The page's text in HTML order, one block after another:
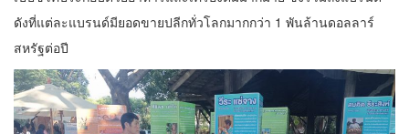
ดังที่แต่ละแบรนด์มียอดขายปลีกทั่วโลกมากกว่า 1 พันล้านดอลลาร์
สหรัฐต่อปี